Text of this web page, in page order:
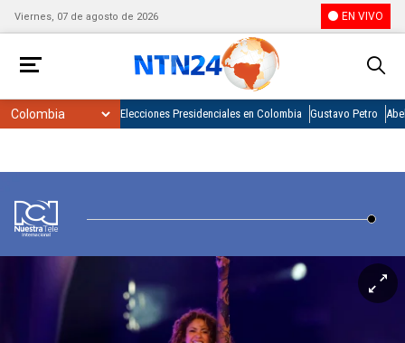
Viernes, 07 de agosto de 2026 EN VIVO
Elecciones Presidenciales en Colombia Gustavo Petro